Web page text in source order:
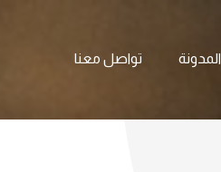
المدونة تواصل معنا